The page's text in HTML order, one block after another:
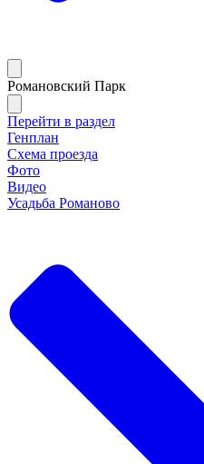
Романовский Парк
Перейти в раздел
Генплан
Схема проезда
Фото
Видео
Усадьба Романово